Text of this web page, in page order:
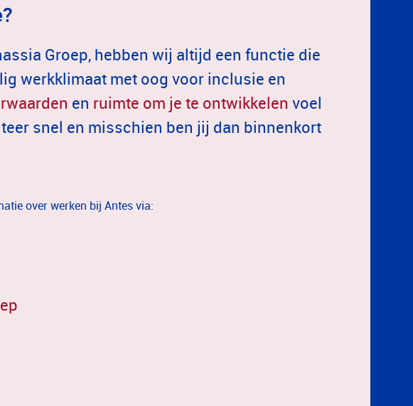
Groep, hebben wij altijd een functie die
werkklimaat met oog voor inclusie en
en ruimte om je te ontwikkelen voel
snel en misschien ben jij dan binnenkort
over werken bij Antes via: